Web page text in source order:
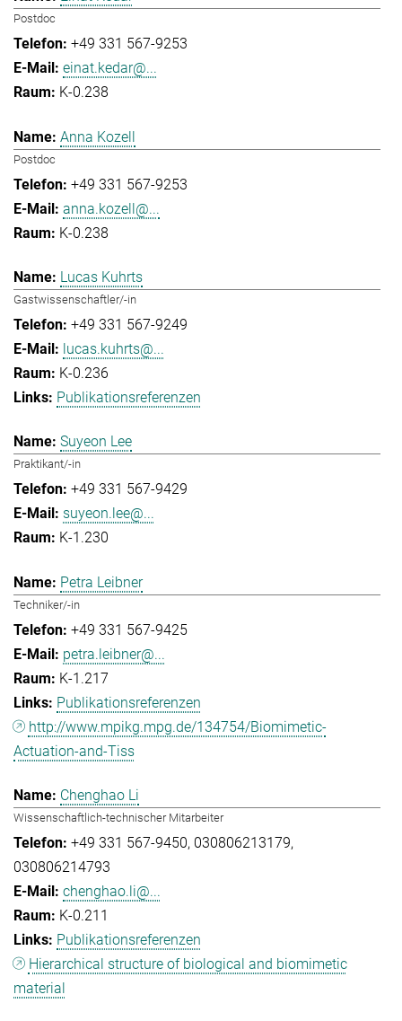
Postdoc
+49 331 567-9253
einat.kedar@...
K-0.238
Anna Kozell
Postdoc
+49 331 567-9253
anna.kozell@...
K-0.238
Lucas Kuhrts
Gastwissenschaftler/-in
+49 331 567-9249
lucas.kuhrts@...
K-0.236
Publikationsreferenzen
Suyeon Lee
Praktikant/-in
+49 331 567-9429
suyeon.lee@...
K-1.230
Petra Leibner
Techniker/-in
+49 331 567-9425
petra.leibner@...
K-1.217
Publikationsreferenzen
http://www.mpikg.mpg.de/134754/Biomimetic-
Actuation-and-Tiss
Chenghao Li
Wissenschaftlich-technischer Mitarbeiter
+49 331 567-9450 030806213179
030806214793
chenghao.li@...
K-0.211
Publikationsreferenzen
Hierarchical structure of biological and biomimetic
material